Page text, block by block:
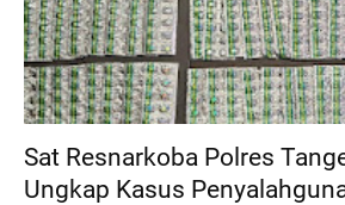
Sat Resnarkoba Polres
Ungkap Kasus